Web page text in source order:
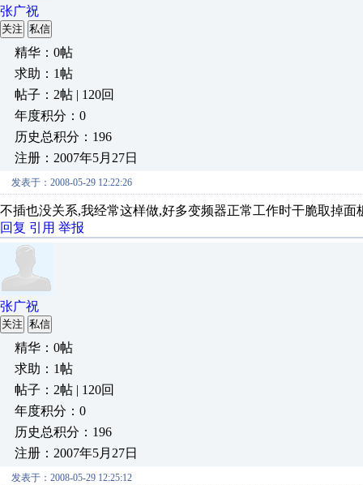
张广祝
关注 私信
精华：0帖
求助：1帖
帖子：2帖 | 120回
年度积分：0
历史总积分：196
注册：2007年5月27日
发表于：2008-05-29 12:22:26
不插也没关系,我经常这样做,好多变频器正常工作时干脆取掉
回复 引用 举报
张广祝
关注 私信
精华：0帖
求助：1帖
帖子：2帖 | 120回
年度积分：0
历史总积分：196
注册：2007年5月27日
发表于：2008-05-29 12:25:12